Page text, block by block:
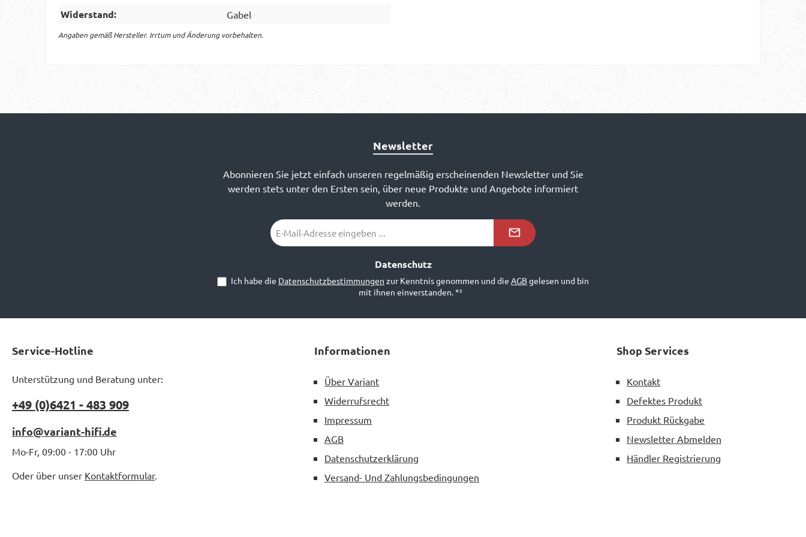
Widerstand: Gabel
Angaben gemäß Hersteller. Irrtum und Änderung vorbehalten.
Newsletter
Abonnieren Sie jetzt einfach unseren regelmäßig erscheinenden Newsletter und Sie
werden stets unter den Ersten sein, über neue Produkte und Angebote informiert
werden.
E-
Mail-
Datenschutz
Ich habe die Datenschutzbestimmungen zur Kenntnis genommen und die AGBgelesen und bin
mit ihnen einverstanden.*²
Service-Hotline
Unterstützung und Beratung unter:
+49 (0)6421 - 483 909
info@variant-hifi.de
Mo-Fr, 09:00 - 17:00 Uhr
Oder über unser Kontaktformular.
Informationen
Über Variant
Widerrufsrecht
Impressum
AGB
Datenschutzerklärung
Versand- Und Zahlungsbedingungen
Shop Services
Kontakt
Defektes Produkt
Produkt Rückgabe
Newsletter Abmelden
Händler Registrierung